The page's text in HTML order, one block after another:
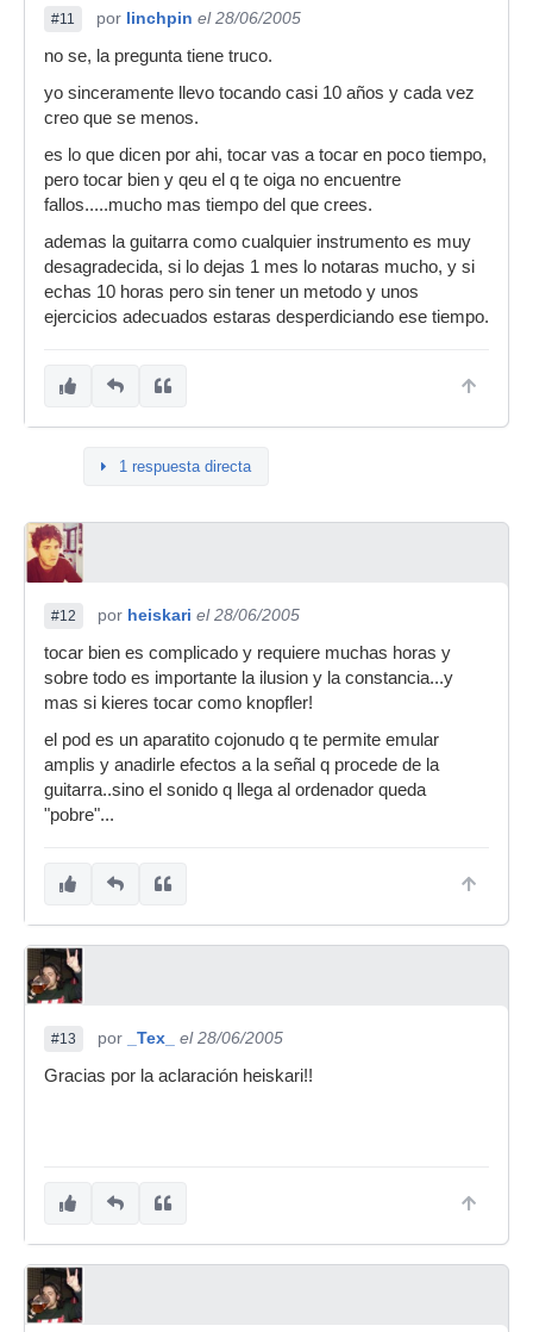
#11 por linchpin el 28/06/2005
no se, la pregunta tiene truco.
yo sinceramente llevo tocando casi 10 años y cada vez
creo que se menos.
es lo que dicen por ahi, tocar vas a tocar en poco tiempo,
pero tocar bien y qeu el q te oiga no encuentre
fallos.....mucho mas tiempo del que crees.
ademas la guitarra como cualquier instrumento es muy
desagradecida, si lo dejas 1 mes lo notaras mucho, y si
echas 10 horas pero sin tener un metodo y unos
ejercicios adecuados estaras desperdiciando ese tiempo.
1 respuesta directa
#12 por heiskari el 28/06/2005
tocar bien es complicado y requiere muchas horas y
sobre todo es importante la ilusion y la constancia...y
mas si kieres tocar como knopfler!
el pod es un aparatito cojonudo q te permite emular
amplis y anadirle efectos a la señal q procede de la
guitarra..sino el sonido q llega al ordenador queda
"pobre"...
#13 por _Tex_
el 28/06/2005
Gracias por la aclaración heiskari!!